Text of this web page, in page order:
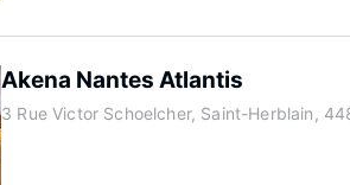
Akena Nantes Atlantis
3 Rue Victor Schoelcher, Saint-Herblain,